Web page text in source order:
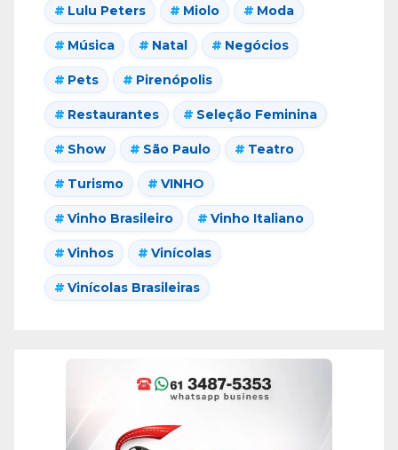
Lulu Peters Miolo Moda
Música Natal Negócios
Pets Pirenópolis
Restaurantes Seleção Feminina
Show São Paulo Teatro
Turismo VINHO
Vinho Brasileiro Vinho Italiano
Vinhos Vinícolas
Vinícolas Brasileiras